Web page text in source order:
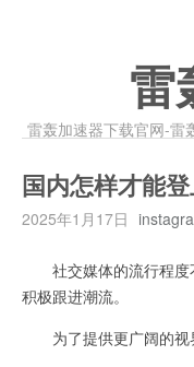
雷
雷轰加速器下载官网-雷
国内怎样才能
2025年1月17日
社交媒体的流行程度
积极跟进潮流。
为了提供更广阔的视